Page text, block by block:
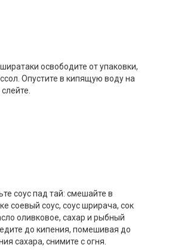
освободите от упаковки,
Опустите в кипящую воду на
соус пад тай: смешайте в
соевый соус, соус шрирача, сок
оливковое, сахар и рыбный
до кипения, помешивая до
сахара, снимите с огня.